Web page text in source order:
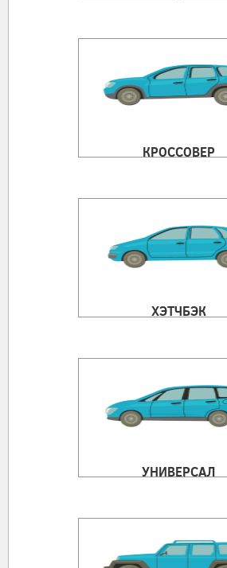
КРОССОВЕР
ХЭТЧБЭК
УНИВЕРСАЛ